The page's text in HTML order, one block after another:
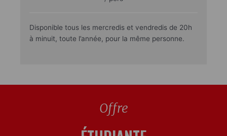
Disponible tous les mercredis et vendredis de 20h
à minuit, toute l’année, pour la même personne.
Offre